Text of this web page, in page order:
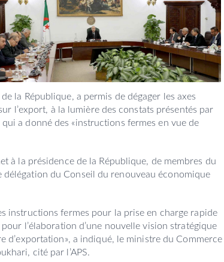
la République, a permis de dégager les axes
l’export, à la lumière des constats présentés par
a donné des «instructions fermes en vue de
à la présidence de la République, de membres du
délégation du Conseil du renouveau économique
instructions fermes pour la prise en charge rapide
l’élaboration d’une nouvelle vision stratégique
d’exportation», a indiqué, le ministre du Commerce
cité par l’APS.